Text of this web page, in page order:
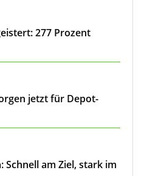
277 Prozent
jetzt für Depot-
am Ziel, stark im